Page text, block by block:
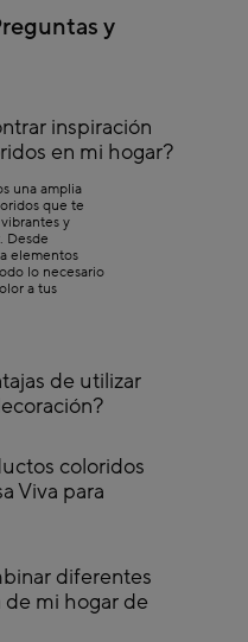
y
inspiración
en mi hogar?
una amplia
que te
y
Desde
elementos
lo necesario
a tus
de utilizar
coloridos
Viva para
diferentes
de mi hogar de